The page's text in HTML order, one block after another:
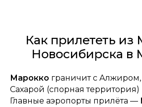
Как прилететь из
Новосибирска в
Марокко граничит с
Сахарой (спорная
Главные аэропорты прилёта —